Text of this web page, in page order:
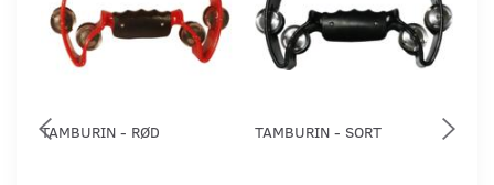
TAMBURIN - RØD TAMBURIN - SORT